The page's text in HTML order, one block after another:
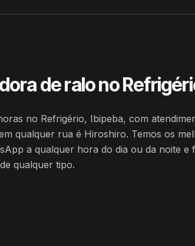
de ralo no
no Refrigério, Ibipeba, com
qualquer rua é Hiroshiro. Temos os
a qualquer hora do dia ou da noite e
qualquer tipo.